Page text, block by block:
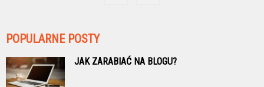
POPULARNE POSTY
JAK ZARABIAĆ NA BLOGU?